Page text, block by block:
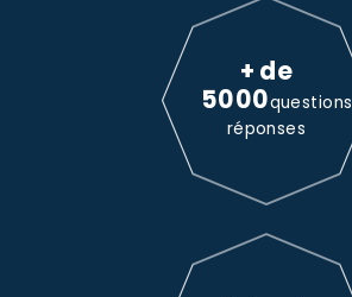
+ de
5000questions
réponses